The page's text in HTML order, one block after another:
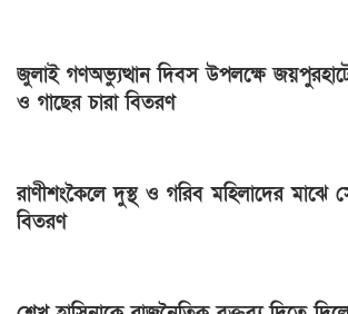
জুলাই গণঅভ্যুত্থান দিবস উপলক্ষে
ও গাছের চারা বিতরণ
রাণীশংকৈলে দুস্থ ও গরিব মহিলাদের মাঝে
বিতরণ